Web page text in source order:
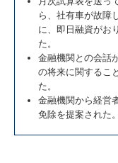
ら、社有車が故障
に、即日融資がお
た。
金融機関との会話
の将来に関するこ
た。
金融機関から経営
免除を提案された。